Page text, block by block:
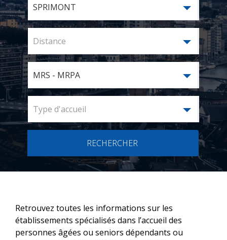
SPRIMONT
Distance
MRS - MRPA
Type d'accueil
RECHERCHER
Retrouvez toutes les informations sur les
établissements spécialisés dans l’accueil des
personnes âgées ou seniors dépendants ou